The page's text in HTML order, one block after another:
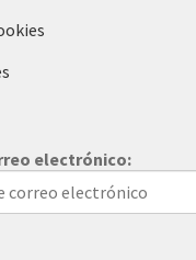
electrónico: